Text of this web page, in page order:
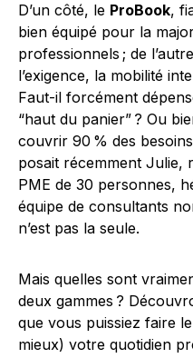
D’un côté, le ProBook,
bien équipé pour la
professionnels ; de
l’exigence, la mobilité
Faut-il forcément
“haut du panier” ? Ou
couvrir 90 % des
posait récemment Julie,
PME de 30 personnes,
équipe de consultants
n’est pas la seule.
Mais quelles sont
deux gammes ?
que vous puissiez faire
mieux) votre quotidien